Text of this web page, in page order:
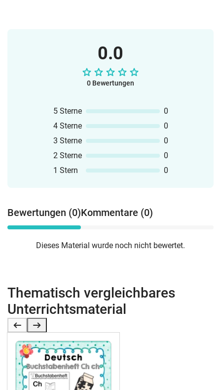
0.0
0 Bewertungen
5 Sterne
0
4 Sterne
0
3 Sterne
0
2 Sterne
0
1 Stern
0
Bewertungen (0)Kommentare (0)
Dieses Material wurde noch nicht bewertet.
Thematisch vergleichbares
Unterrichtsmaterial